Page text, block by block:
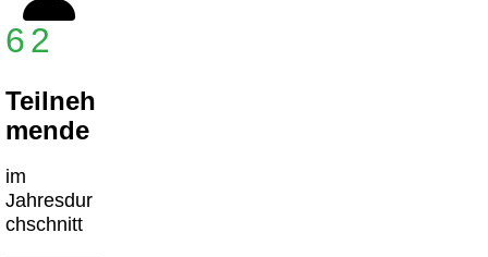
62
Teilneh
mende
im
Jahresdur
chschnitt